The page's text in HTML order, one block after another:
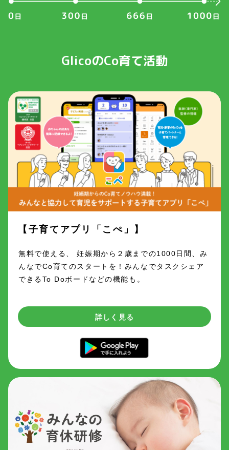
GlicoのCo育て活動
【子育てアプリ「こぺ」】
無料で使える、 妊娠期から２歳までの1000日間、み
んなでCo育てのスタートを！みんなでタスクシェア
できるTo Doボードなどの機能も。
詳しく見る